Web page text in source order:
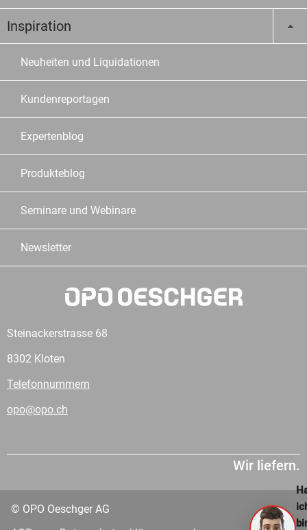
Inspiration
Neuheiten und Liquidationen
Kundenreportagen
Expertenblog
Produkteblog
Seminare und Webinare
Newsletter
Steinackerstrasse 68
8302 Kloten
Telefonnummern
opo@opo.ch
Wir liefern.
© OPO Oeschger AG